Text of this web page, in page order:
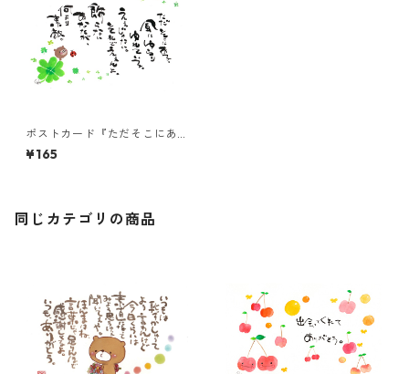
ポストカード『ただそこにあ
る。風にゆらり・・・』
¥165
同じカテゴリの商品